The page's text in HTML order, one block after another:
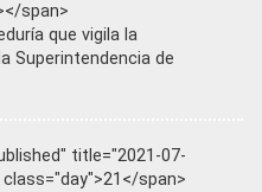
span>
que vigila la
Superintendencia de
title="2021-07-
span>